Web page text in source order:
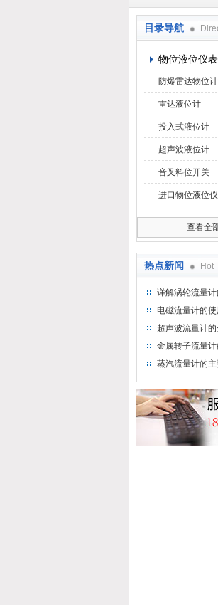
目录导航
物位液位仪表
防爆雷达物位计
雷达液位计
投入式液位计
超声波液位计
音叉料位开关
进口物位液位
查看全
热点新闻 Hot
详解涡轮流量
电磁流量计的
超声波流量计
金属转子流量
蒸汽流量计的